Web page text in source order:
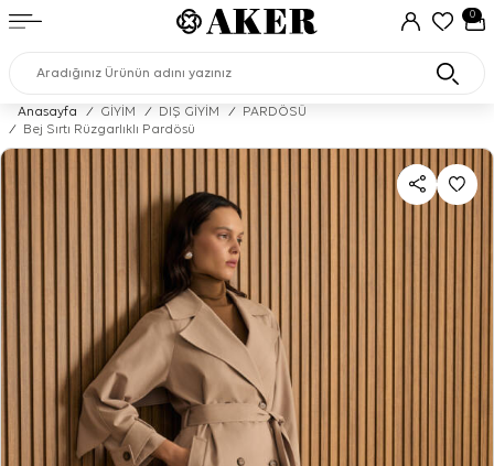
0
Anasayfa / GİYİM / DIŞ GİYİM /
PARDÖSÜ
/
Bej Sırtı Rüzgarlıklı Pardösü